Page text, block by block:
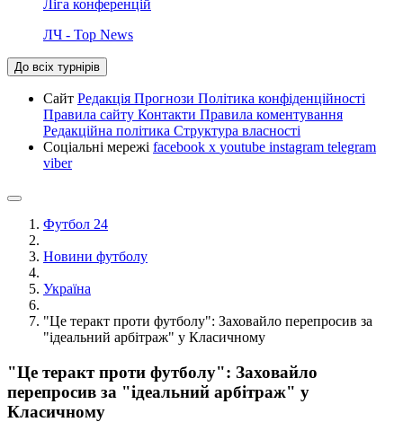
Ліга конференцій
ЛЧ - Top News
До всіх турнірів
Сайт Редакція Прогнози Політика конфіденційності
Правила сайту Контакти Правила коментування
Редакційна політика Структура власності
Соціальні мережі facebook x youtube instagram telegram
viber
Футбол 24
Новини футболу
Україна
"Це теракт проти футболу": Заховайло перепросив за
"ідеальний арбітраж" у Класичному
"Це теракт проти футболу": Заховайло
перепросив за "ідеальний арбітраж" у
Класичному